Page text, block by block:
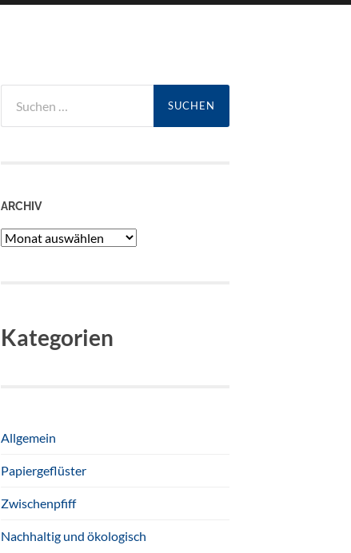
nach:
ARCHIV
Archiv
Kategorien
Allgemein
Papiergeflüster
Zwischenpfiff
Nachhaltig und ökologisch